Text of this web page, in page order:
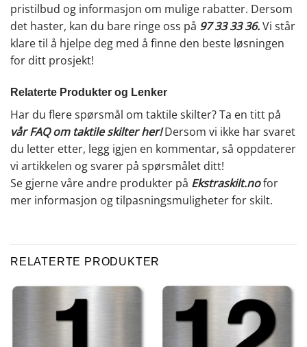
pristilbud og informasjon om mulige rabatter. Dersom
det haster, kan du bare ringe oss på 97 33 33 36.Vi står
klare til å hjelpe deg med å finne den beste løsningen
for ditt prosjekt!
Relaterte Produkter og Lenker
Har du flere spørsmål om taktile skilter? Ta en titt på
vår FAQ om taktile skilter her!Dersom vi ikke har svaret
du letter etter, legg igjen en kommentar, så oppdaterer
vi artikkelen og svarer på spørsmålet ditt!
Se gjerne våre andre produkter på Ekstraskilt.nofor
mer informasjon og tilpasningsmuligheter for skilt.
RELATERTE PRODUKTER